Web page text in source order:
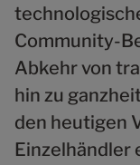
Community-
Abkehr von
hin zu
den heutigen
Einzelhändler